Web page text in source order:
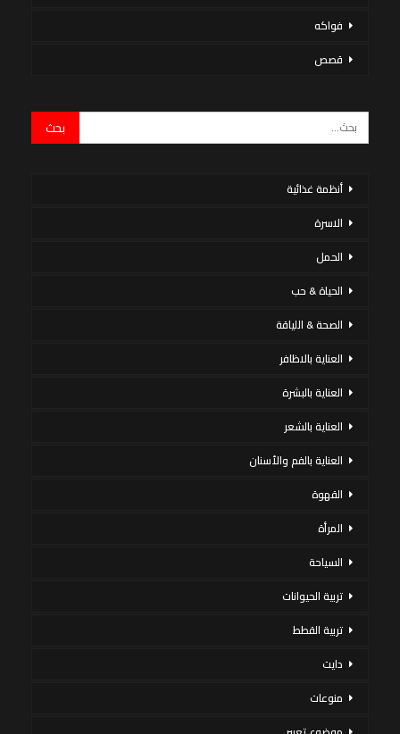
فواكه
قصص
أنظمة غذائية
الاسرة
الحمل
الحياة & حب
الصحة & اللياقة
العناية بالاظافر
العناية بالبشرة
العناية بالشعر
العناية بالفم والأسنان
القهوة
المرأة
السياحة
تربية الحيوانات
تربية القطط
دايت
منوعات